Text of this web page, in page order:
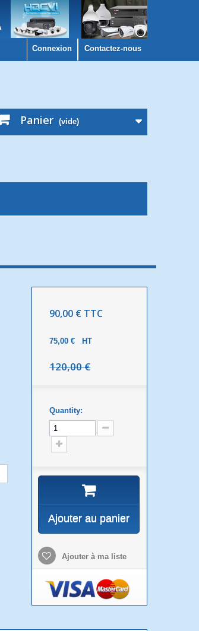
Contactez-nous
Connexion
Panier (vide)
90,00 €TTC
75,00 €HT
120,00 €
Quantity:
Ajouter au panier
Ajouter à ma liste